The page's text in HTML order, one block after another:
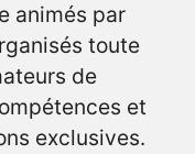
animés par
toute
de
et
exclusives.